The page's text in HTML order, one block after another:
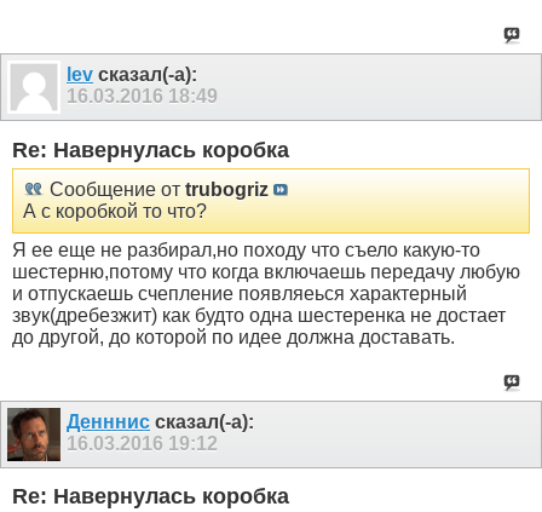
lev сказал(-а):
16.03.2016 18:49
Re: Навернулась коробка
Сообщение от trubogriz
А с коробкой то что?
Я ее еще не разбирал,но походу что съело какую-то
шестерню,потому что когда включаешь передачу любую
и отпускаешь счепление появляеься характерный
звук(дребезжит) как будто одна шестеренка не достает
до другой, до которой по идее должна доставать.
Денннис сказал(-а):
16.03.2016 19:12
Re: Навернулась коробка